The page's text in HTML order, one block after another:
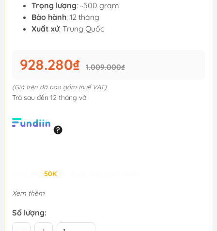
Trọng lượng: ~500 gram
Bảo hành: 12 tháng
Xuất xứ: Trung Quốc
928.280₫ 1.009.000₫
(Giá trên đã bao gồm thuế VAT)
Trả sau đến 12 tháng với
50K
Xem thêm
Số lượng: